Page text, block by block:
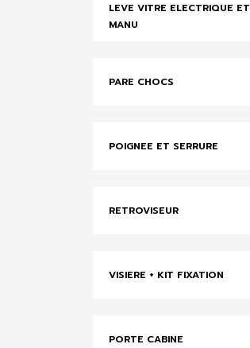
LEVE VITRE ELECTRIQUE ET
MANU
PARE CHOCS
POIGNEE ET SERRURE
RETROVISEUR
VISIERE + KIT FIXATION
PORTE CABINE